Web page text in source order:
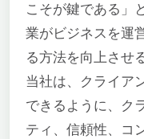
こそが鍵である」
業がビジネスを運
る方法を向上させ
当社は、クライア
できるように、ク
ティ、信頼性、コ